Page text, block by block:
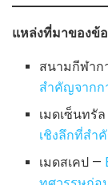
แหล่งที่มาของข้
สนามกีฬาก
สำคัญจากก
เมดเซ็นทรั
เชิงลึกที่สำ
เมดสเคป —